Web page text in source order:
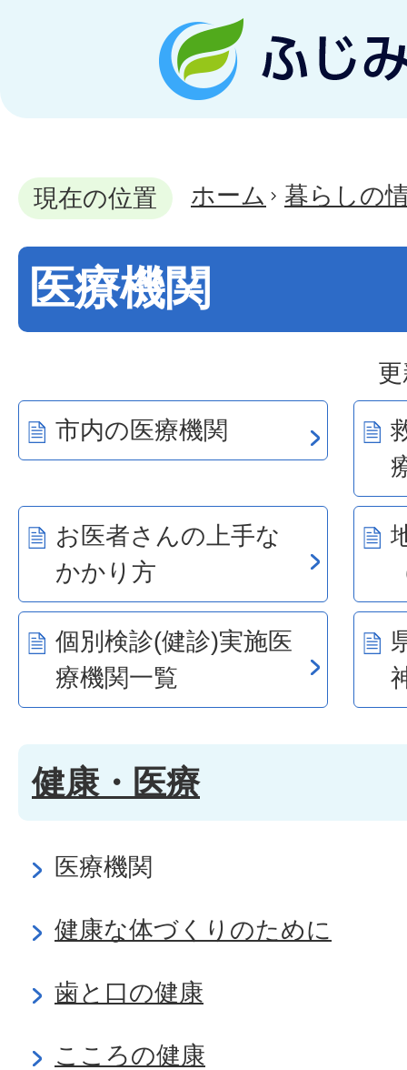
現在の位置 ホーム 暮らしの
医療機関
市内の医療機関
お医者さんの上手な
かかり方
個別検診(健診)実施医
療機関一覧
健康・医療
医療機関
健康な体づくりのために
歯と口の健康
こころの健康